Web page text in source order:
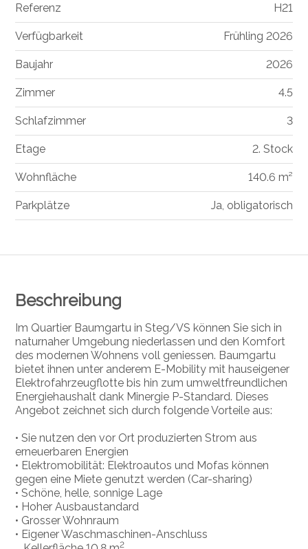
Beschreibung
Im Quartier Baumgartu in Steg/VS können Sie sich in
naturnaher Umgebung niederlassen und den Komfort
des modernen Wohnens voll geniessen. Baumgartu
bietet ihnen unter anderem E-Mobility mit hauseigener
Elektrofahrzeugflotte bis hin zum umweltfreundlichen
Energiehaushalt dank Minergie P-Standard. Dieses
Angebot zeichnet sich durch folgende Vorteile aus:
• Sie nutzen den vor Ort produzierten Strom aus
erneuerbaren Energien
• Elektromobilität: Elektroautos und Mofas können
gegen eine Miete genutzt werden (Car-sharing)
• Schöne, helle, sonnige Lage
• Hoher Ausbaustandard
• Grosser Wohnraum
• Eigener Waschmaschinen-Anschluss
2
Referenz H21
Verfügbarkeit Frühling 2026
Baujahr 2026
Zimmer 4.5
Schlafzimmer 3
Etage 2. Stock
Wohnfläche 140.6 m²
Parkplätze Ja, obligatorisch